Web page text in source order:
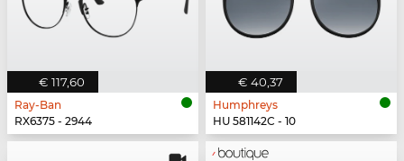
€ 117,60
Ray-Ban
RX6375 - 2944
€ 40,37
Humphreys
HU 581142C - 10